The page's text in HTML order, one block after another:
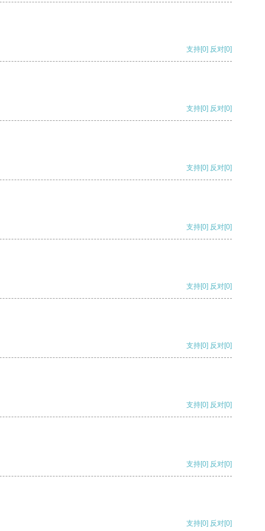
支持[0] 反对[0]
支持[0] 反对[0]
支持[0] 反对[0]
支持[0] 反对[0]
支持[0] 反对[0]
支持[0] 反对[0]
支持[0] 反对[0]
支持[0] 反对[0]
支持[0] 反对[0]